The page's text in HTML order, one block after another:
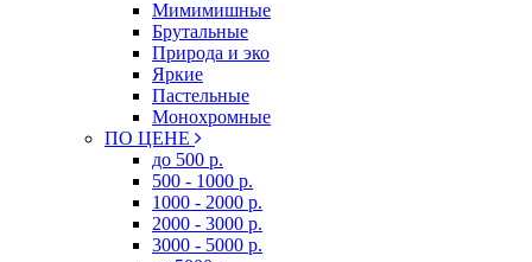
Мимимишные
Брутальные
Природа и эко
Яркие
Пастельные
Монохромные
ПО ЦЕНЕ
до 500 р.
500 - 1000 р.
1000 - 2000 р.
2000 - 3000 р.
3000 - 5000 р.